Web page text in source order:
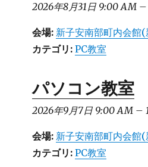
2026年8月31日 9:00 AM–
会場: 新子安南部町内会館
カテゴリ: PC教室
パソコン教室
2026年9月7日 9:00 AM–
会場: 新子安南部町内会館
カテゴリ: PC教室